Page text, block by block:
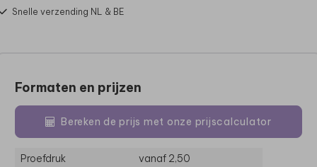
Snelle verzending NL & BE
Formaten en prijzen
Bereken de prijs met onze prijscalculator
Proefdruk
vanaf 2,50